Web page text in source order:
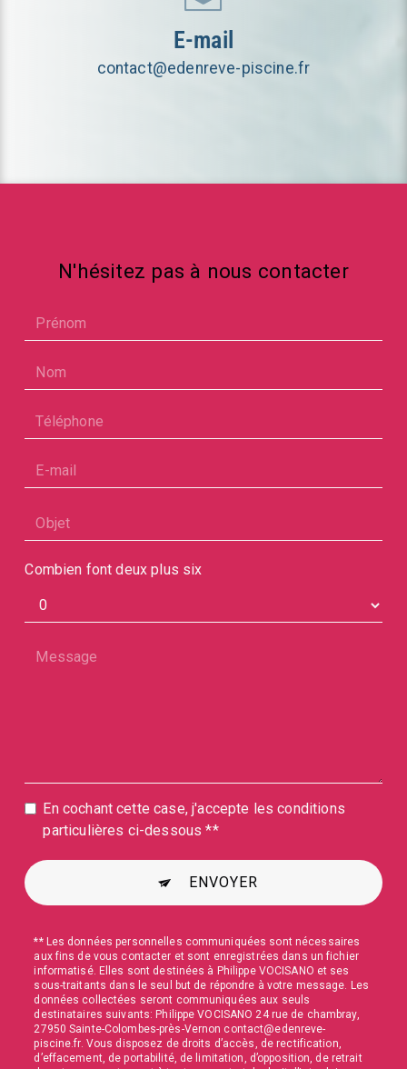
E-mail
contact@edenreve-piscine.fr
N'hésitez pas à nous contacter
Combien font deux plus six
En cochant cette case, j'accepte les conditions
particulières ci-dessous **
ENVOYER
** Les données personnelles communiquées sont nécessaires
aux fins de vous contacter et sont enregistrées dans un fichier
informatisé. Elles sont destinées à Philippe VOCISANO et ses
sous-traitants dans le seul but de répondre à votre message. Les
données collectées seront communiquées aux seuls
destinataires suivants: Philippe VOCISANO 24 rue de chambray,
27950 Sainte-Colombes-près-Vernon contact@edenreve-
piscine.fr. Vous disposez de droits d’accès, de rectification,
d’effacement, de portabilité, de limitation, d’opposition, de retrait